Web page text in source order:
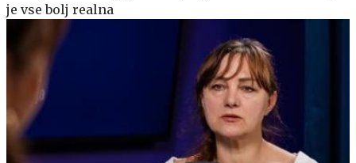
je vse bolj realna